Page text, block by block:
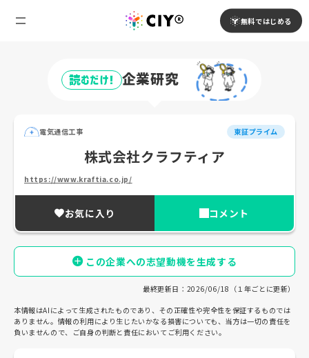
無料ではじめる
読むだけ! 企業研究
電気通信工事 東証プライム
株式会社クラフティア
https://www.kraftia.co.jp/
お気に入り コメント
この企業への志望動機を生成する
最終更新日：2026/06/18（１年ごとに更新）
本情報はAIによって生成されたものであり、その正確性や完全性を保証するものでは
ありません。情報の利用により生じたいかなる損害についても、当方は一切の責任を
負いませんので、ご自身の判断と責任においてご利用ください。